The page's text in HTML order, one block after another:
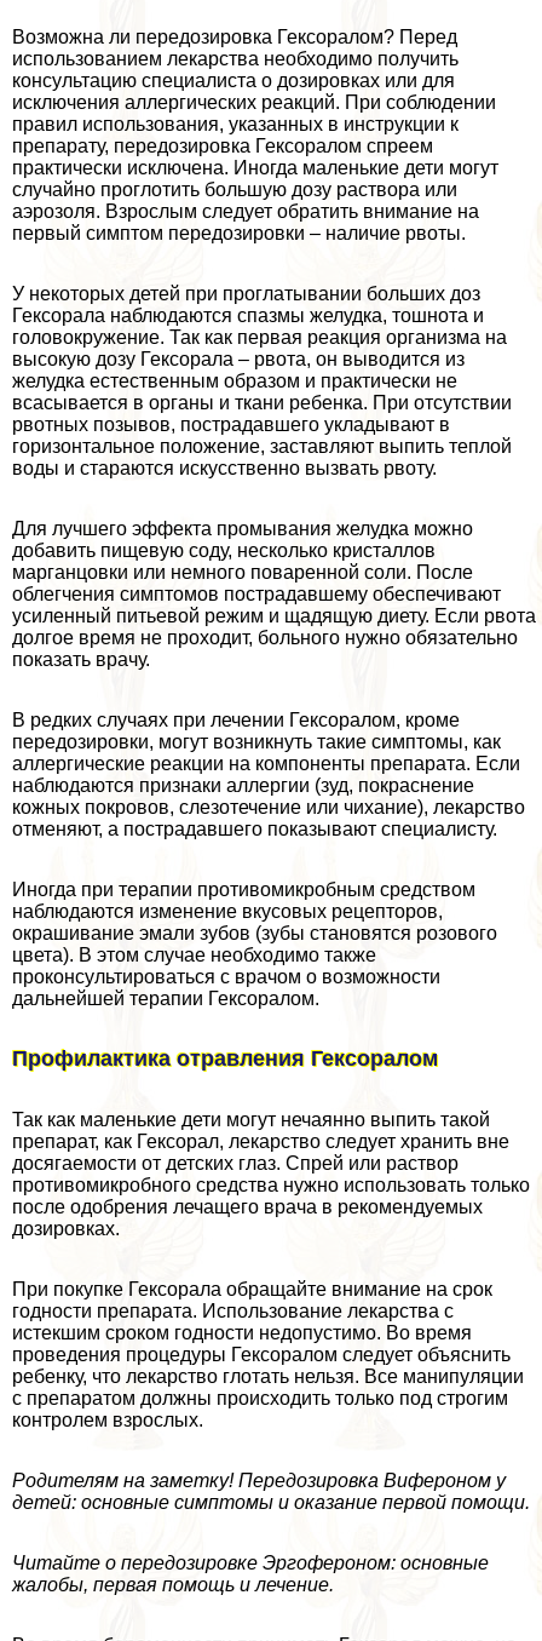
Возможна ли передозировка Гексоралом? Перед
использованием лекарства необходимо получить
консультацию специалиста о дозировках или для
исключения аллергических реакций. При соблюдении
правил использования, указанных в инструкции к
препарату, передозировка Гексоралом спреем
пpaктически исключена. Иногда маленькие дети могут
случайно проглотить большую дозу раствора или
аэрозоля. Взрослым следует обратить внимание на
первый симптом передозировки – наличие рвоты.
У некоторых детей при проглатывании больших доз
Гексорала наблюдаются спазмы желудка, тошнота и
головокружение. Так как первая реакция организма на
высокую дозу Гексорала – рвота, он выводится из
желудка естественным образом и пpaктически не
всасывается в органы и ткани ребенка. При отсутствии
рвотных позывов, пострадавшего укладывают в
горизонтальное положение, заставляют выпить теплой
воды и стараются искусственно вызвать рвоту.
Для лучшего эффекта промывания желудка можно
добавить пищевую соду, несколько кристаллов
марганцовки или немного поваренной соли. После
облегчения симптомов пострадавшему обеспечивают
усиленный питьевой режим и щадящую диету. Если рвота
долгое время не проходит, больного нужно обязательно
показать врачу.
В редких случаях при лечении Гексоралом, кроме
передозировки, могут возникнуть такие симптомы, как
аллергические реакции на компоненты препарата. Если
наблюдаются признаки аллергии (зуд, покраснение
кожных покровов, слезотечение или чихание), лекарство
отменяют, а пострадавшего показывают специалисту.
Иногда при терапии противомикробным средством
наблюдаются изменение вкусовых рецепторов,
окрашивание эмали зубов (зубы становятся розового
цвета). В этом случае необходимо также
проконсультироваться с врачом о возможности
дальнейшей терапии Гексоралом.
Профилактика отравления Гексоралом
Так как маленькие дети могут нечаянно выпить такой
препарат, как Гексорал, лекарство следует хранить вне
досягаемости от детских глаз. Спрей или раствор
противомикробного средства нужно использовать только
после одобрения лечащего врача в рекомендуемых
дозировках.
При покупке Гексорала обращайте внимание на срок
годности препарата. Использование лекарства с
истекшим сроком годности недопустимо. Во время
проведения процедуры Гексоралом следует объяснить
ребенку, что лекарство глотать нельзя. Все манипуляции
с препаратом должны происходить только под строгим
контролем взрослых.
Родителям на заметку! Передозировка Вифероном у
детей: основные симптомы и оказание первой помощи.
Читайте о передозировке Эргофероном: основные
жалобы, первая помощь и лечение.